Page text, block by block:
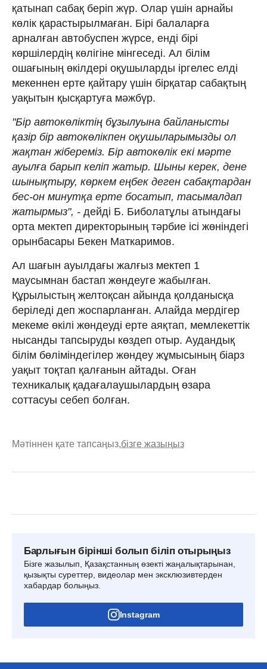
қатынап сабақ беріп жүр. Олар үшін арнайы
көлік қарастырылмаған. Бірі балаларға
арналған автобуспен жүрсе, енді бірі
көршілердің көлігіне мінгеседі. Ал білім
ошағының өкілдері оқушыларды іргелес елді
мекеннен ерте қайтару үшін бірқатар сабақтың
уақытын қысқартуға мәжбүр.
"Бір автокөліктің бұзылуына байланысты
қазір бір автокөлікпен оқушыларымызды ол
жақтан жібереміз. Бір автокөлік екі мәрте
ауылға барып келіп жатыр. Шыны керек, дене
шынықтыру, көркем еңбек деген сабақтардан
бес-он минутқа ерте босатып, тасымалдап
жатырмыз", - дейді Б. Биболатұлы атындағы
орта мектеп директорының тәрбие ісі жөніндегі
орынбасары Бекен Маткаримов.
Ал шағын ауылдағы жалғыз мектеп 1
маусымнан бастап жөндеуге жабылған.
Құрылыстың желтоқсан айында қолданысқа
беріледі деп жоспарланған. Алайда мердігер
мекеме өкілі жөндеуді ерте аяқтап, мемлекеттік
нысанды тапсыруды көздеп отыр. Аудандық
білім бөліміндегілер жөндеу жұмысының біарз
уақыт тоқтап қалғанын айтады. Оған
техникалық қадағалаушылардың өзара
соттасуы себеп болған.
Мәтіннен қате тапсаңыз,бізге жазыңыз
Барлығын бірінші болып біліп отырыңыз
Бізге жазылып, Қазақстанның өзекті жаңалықтарынан,
қызықты суреттер, видеолар мен эксклюзивтерден
хабардар болыңыз.
Instagram